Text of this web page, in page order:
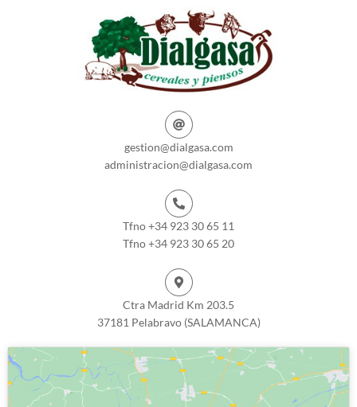
gestion@dialgasa.com
administracion@dialgasa.com
Tfno +34 923 30 65 11
Tfno +34 923 30 65 20
Ctra Madrid Km 203.5
37181 Pelabravo (SALAMANCA)